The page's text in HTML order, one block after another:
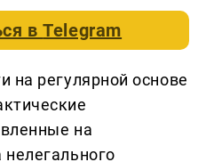
вTelegram
на регулярной основе
на